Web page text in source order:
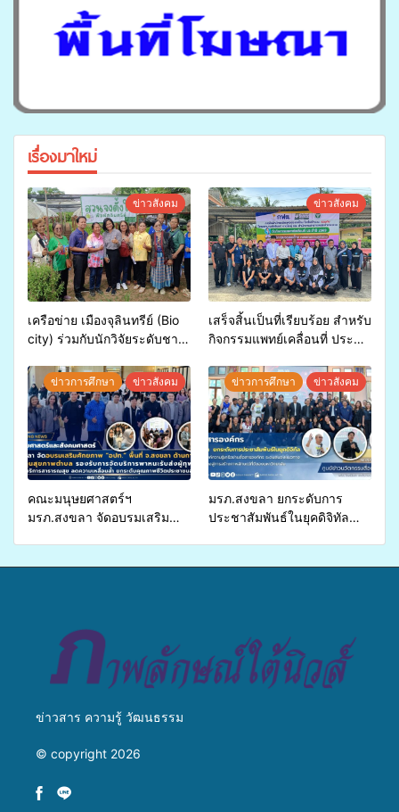
เรื่องมาใหม่
ข่าวสังคม
เครือข่าย เมืองจุลินทรีย์ (Bio
city) ร่วมกับนักวิจัยระดับชาติ
ประโยชน์จากสาหร่ายและ
เห็ดไมคอร์ไรซาสำหรับปลูกไม้
มีค่า-พืชเศรษฐกิจ”
ข่าวสังคม
เสร็จสิ้นเป็นที่เรียบร้อย สำหรับ
กิจกรรมแพทย์เคลื่อนที่ ประจำ
สุขภาพแก่ประชาชนในพื้นที่
อำเภอจะนะ
ข่าวการศึกษา ข่าวสังคม
คณะมนุษยศาสตร์ฯ
มรภ.สงขลา จัดอบรมเสริม
เหลื่อมล้ำ ยกระดับคุณภาพ
ชีวิตประชาชนอย่างยั่งยืน
ข่าวการศึกษา ข่าวสังคม
มรภ.สงขลา ยกระดับการ
ประชาสัมพันธ์ในยุคดิจิทัล
ข่าวสาร ความรู้ วัฒนธรรม
© copyright 2026